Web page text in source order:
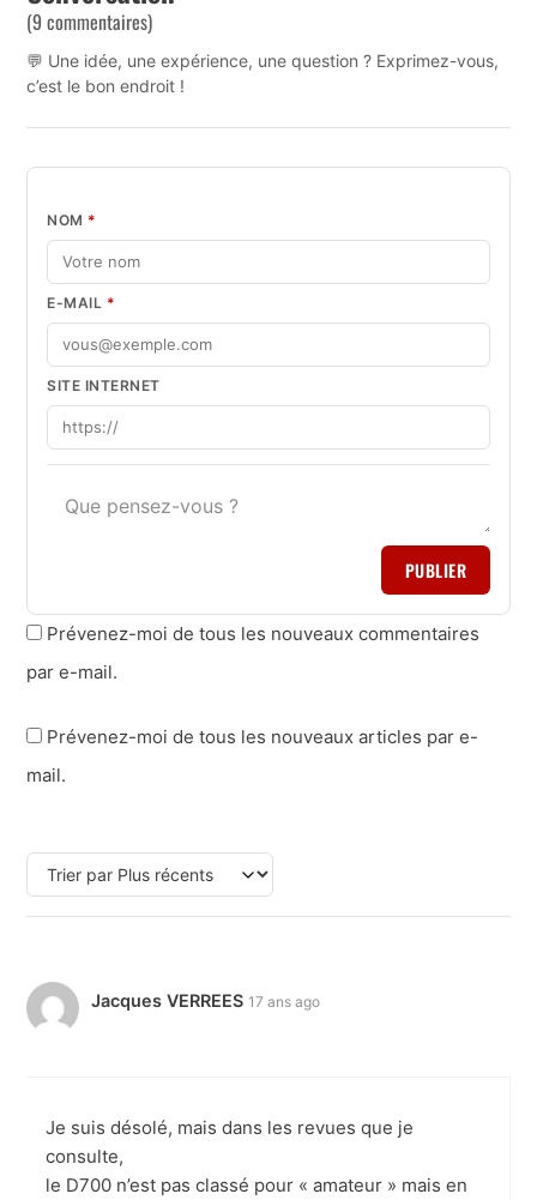
(9 commentaires)
💬 Une idée, une expérience, une question ? Exprimez-vous,
c’est le bon endroit !
NOM *
E-MAIL *
SITE INTERNET
PUBLIER
Prévenez-moi de tous les nouveaux commentaires
par e-mail.
Prévenez-moi de tous les nouveaux articles par e-
mail.
Jacques VERREES 17 ans ago
Je suis désolé, mais dans les revues que je
consulte,
le D700 n’est pas classé pour « amateur » mais en